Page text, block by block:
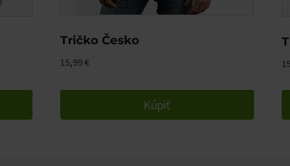
Tričko Česko
15,99€
Kúpiť